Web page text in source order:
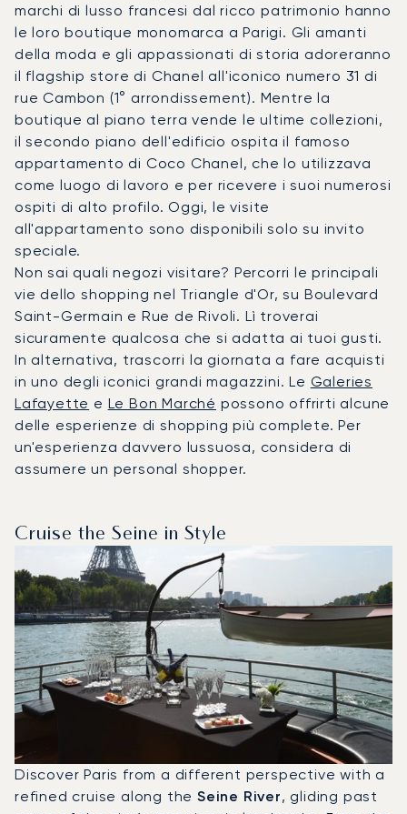
marchi di lusso francesi dal ricco patrimonio hanno
le loro boutique monomarca a Parigi. Gli amanti
della moda e gli appassionati di storia adoreranno
il flagship store di Chanel all'iconico numero 31 di
rue Cambon (1° arrondissement). Mentre la
boutique al piano terra vende le ultime collezioni,
il secondo piano dell'edificio ospita il famoso
appartamento di Coco Chanel, che lo utilizzava
come luogo di lavoro e per ricevere i suoi numerosi
ospiti di alto profilo. Oggi, le visite
all'appartamento sono disponibili solo su invito
speciale.
Non sai quali negozi visitare? Percorri le principali
vie dello shopping nel Triangle d'Or, su Boulevard
Saint-Germain e Rue de Rivoli. Lì troverai
sicuramente qualcosa che si adatta ai tuoi gusti.
In alternativa, trascorri la giornata a fare acquisti
in uno degli iconici grandi magazzini. Le Galeries
Lafayette e Le Bon Marché possono offrirti alcune
delle esperienze di shopping più complete. Per
un'esperienza davvero lussuosa, considera di
assumere un personal shopper.
Cruise the Seine in Style
Discover Paris from a different perspective with a
refined cruise along theSeine River, gliding past